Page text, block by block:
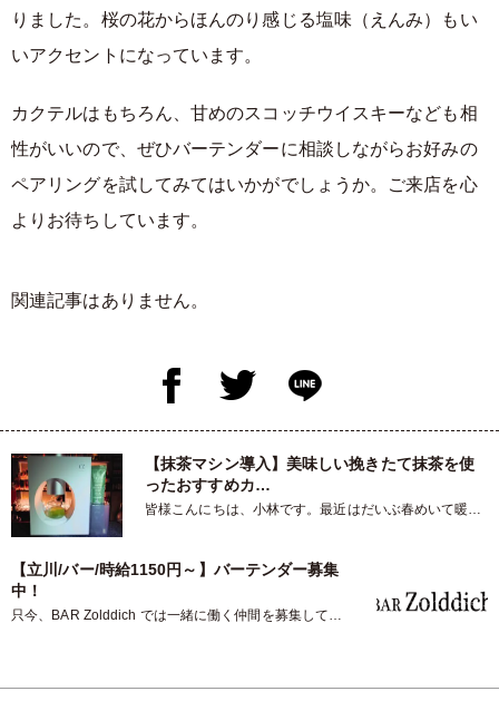
りました。桜の花からほんのり感じる塩味（えんみ）もい
いアクセントになっています。
カクテルはもちろん、甘めのスコッチウイスキーなども相
性がいいので、ぜひバーテンダーに相談しながらお好みの
ペアリングを試してみてはいかがでしょうか。ご来店を心
よりお待ちしています。
関連記事はありません。
【抹茶マシン導入】美味しい挽きたて抹茶を使
ったおすすめカ…
皆様こんにちは、小林です。最近はだいぶ春めいて暖か
【立川/バー/時給1150円～】バーテンダー募集
中！
只今、BAR Zolddich では一緒に働く仲間を募集してお